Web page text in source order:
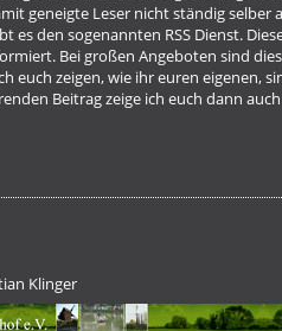
geneigte Leser nicht ständig
es den sogenannten RSS Dienst.
Bei großen Angeboten sind
euch zeigen, wie ihr euren eigenen,
Beitrag zeige ich euch dann
Klinger